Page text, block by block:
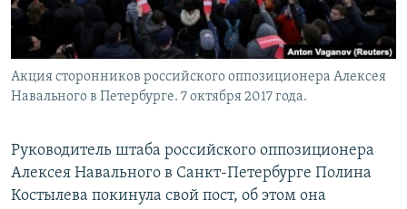
Акция сторонников российского оппозиционера Алексея
Навального в Петербурге. 7 октября 2017 года.
Руководитель штаба российского оппозиционера
Алексея Навального в Санкт-Петербурге Полина
Костылева покинула свой пост, об этом она